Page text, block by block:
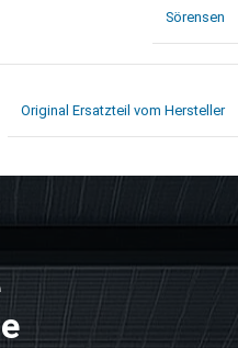
Sörensen
Original Ersatzteil vom Hersteller